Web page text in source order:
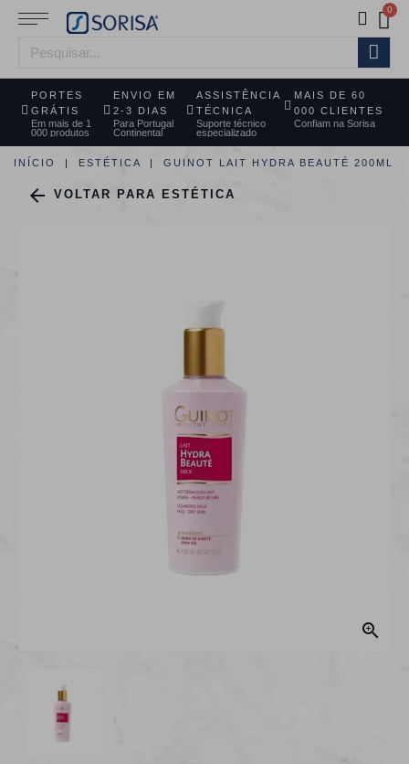
PORTES
GRÁTIS
Em mais de 1
000 produtos
ENVIO EM
2-3 DIAS
Para Portugal
Continental
ASSISTÊNCIA
TÉCNICA
Suporte técnico
especializado
MAIS DE 60
000 CLIENTES
Confiam na Sorisa
INÍCIO ESTÉTICA GUINOT LAIT HYDRA BEAUTÉ 200ML
 VOLTAR PARA ESTÉTICA
